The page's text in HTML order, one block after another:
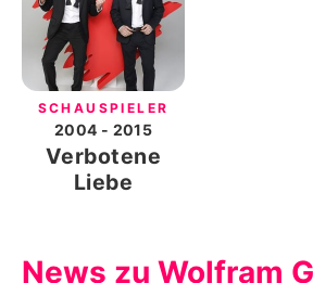
SCHAUSPIELER
2004 - 2015
Verbotene
Liebe
News zu Wolfram